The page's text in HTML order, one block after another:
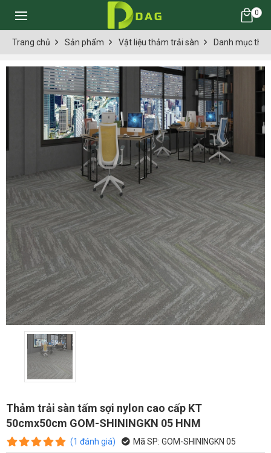
0
Trang chủ Sản phẩm Vật liệu thảm trải sàn Danh mục
Thảm trải sàn tấm sợi nylon cao cấp KT
50cmx50cm GOM-SHININGKN 05 HNM
(1 đánh giá) Mã SP: GOM-SHININGKN 05